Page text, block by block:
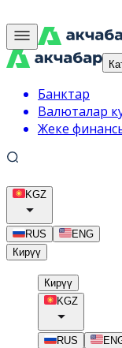
Банктар
Валюталар
Жеке
KGZ
RUS
ENG
Кирүү
Кирүү
KGZ
RUS